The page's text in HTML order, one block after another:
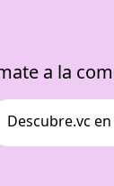
a la
Descubre.vc